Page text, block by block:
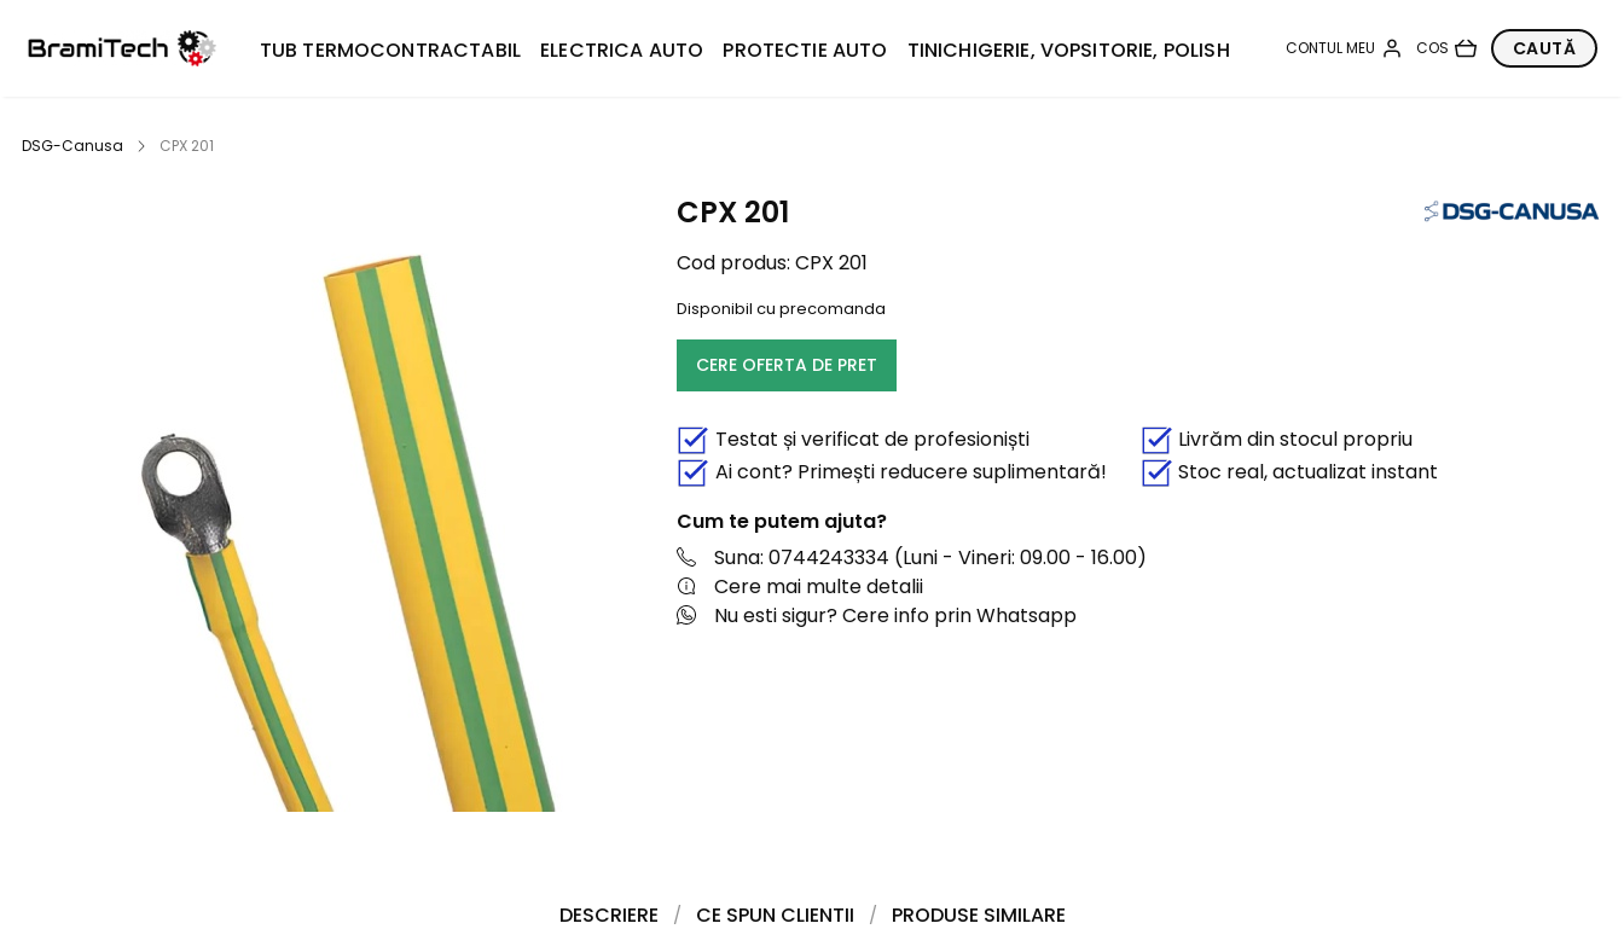
TUB TERMOCONTRACTABIL ELECTRICA AUTO PROTECTIE AUTO TINICHIGERIE, VOPSITORIE, POLISH
DSG-Canusa CPX 201
CPX 201
Cod produs: CPX 201
Disponibil cu precomanda
CERE OFERTA DE PRET
Testat și verificat de profesioniști
Livrăm din stocul propriu
Ai cont? Primești reducere suplimentară!
Stoc real, actualizat instant
Cum te putem ajuta?
Suna: 0744243334 (Luni - Vineri: 09.00 - 16.00)
Cere mai multe detalii
Nu esti sigur? Cere info prin Whatsapp
DESCRIERE CE SPUN CLIENTII PRODUSE SIMILARE